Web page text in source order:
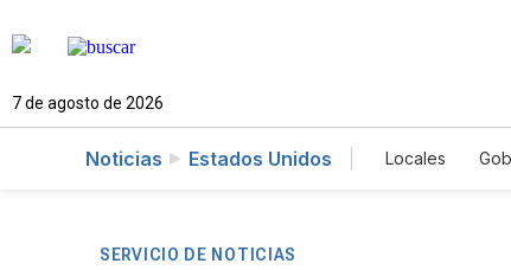
7 de agosto de 2026
Noticias Estados Unidos Locales
SERVICIO DE NOTICIAS